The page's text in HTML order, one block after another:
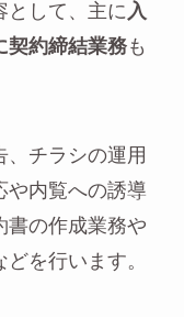
として、主に 入
契約締結業務も
、チラシの運用
や内覧への誘導
書の作成業務や
を行います。